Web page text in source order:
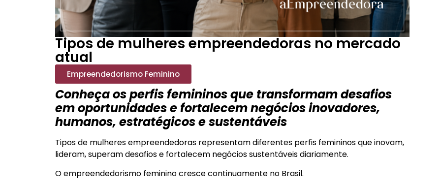
Tipos de mulheres empreendedoras no mercado
atual
Empreendedorismo Feminino
Conheça os perfis femininos que transformam desafios
em oportunidades e fortalecem negócios inovadores,
humanos, estratégicos e sustentáveis
Tipos de mulheres empreendedoras representam diferentes perfis femininos que inovam,
lideram, superam desafios e fortalecem negócios sustentáveis diariamente.
O empreendedorismo feminino cresce continuamente no Brasil.